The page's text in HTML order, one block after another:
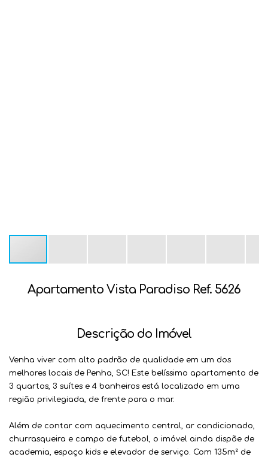
Apartamento Vista Paradiso Ref. 5626
Descrição do Imóvel
Venha viver com alto padrão de qualidade em um dos
melhores locais de Penha, SC! Este belíssimo apartamento de
3 quartos, 3 suítes e 4 banheiros está localizado em uma
região privilegiada, de frente para o mar.
Além de contar com aquecimento central, ar condicionado,
churrasqueira e campo de futebol, o imóvel ainda dispõe de
academia, espaço kids e elevador de serviço. Com 135m² de